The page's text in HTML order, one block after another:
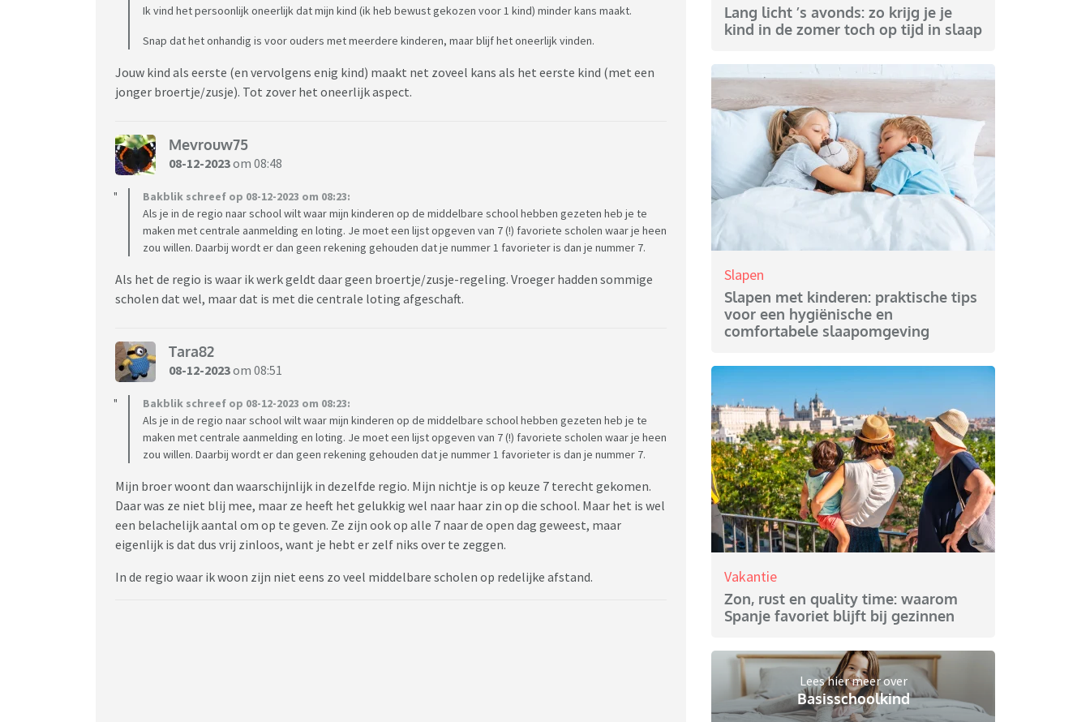
Ik vind het persoonlijk oneerlijk dat mijn kind (ik heb bewust gekozen voor 1 kind) minder kans maakt.
Snap dat het onhandig is voor ouders met meerdere kinderen, maar blijf het oneerlijk vinden.
Jouw kind als eerste (en vervolgens enig kind) maakt net zoveel kans als het eerste kind (met een
jonger broertje/zusje). Tot zover het oneerlijk aspect.
Mevrouw75
08-12-2023om 08:48
Bakblik schreef op 08-12-2023 om 08:23:
Als je in de regio naar school wilt waar mijn kinderen op de middelbare school hebben gezeten heb je te
maken met centrale aanmelding en loting. Je moet een lijst opgeven van 7 (!) favoriete scholen waar je heen
zou willen. Daarbij wordt er dan geen rekening gehouden dat je nummer 1 favorieter is dan je nummer 7.
Als het de regio is waar ik werk geldt daar geen broertje/zusje-regeling. Vroeger hadden sommige
scholen dat wel, maar dat is met die centrale loting afgeschaft.
Tara82
08-12-2023om 08:51
Bakblik schreef op 08-12-2023 om 08:23:
Als je in de regio naar school wilt waar mijn kinderen op de middelbare school hebben gezeten heb je te
maken met centrale aanmelding en loting. Je moet een lijst opgeven van 7 (!) favoriete scholen waar je heen
zou willen. Daarbij wordt er dan geen rekening gehouden dat je nummer 1 favorieter is dan je nummer 7.
Mijn broer woont dan waarschijnlijk in dezelfde regio. Mijn nichtje is op keuze 7 terecht gekomen.
Daar was ze niet blij mee, maar ze heeft het gelukkig wel naar haar zin op die school. Maar het is wel
een belachelijk aantal om op te geven. Ze zijn ook op alle 7 naar de open dag geweest, maar
eigenlijk is dat dus vrij zinloos, want je hebt er zelf niks over te zeggen.
In de regio waar ik woon zijn niet eens zo veel middelbare scholen op redelijke afstand.
Lang licht ’s avonds: zo krijg je je
kind in de zomer toch op tijd in slaap
Slapen
Slapen met kinderen: praktische tips
voor een hygiënische en
comfortabele slaapomgeving
Vakantie
Zon, rust en quality time: waarom
Spanje favoriet blijft bij gezinnen
Lees hier meer over
Basisschoolkind